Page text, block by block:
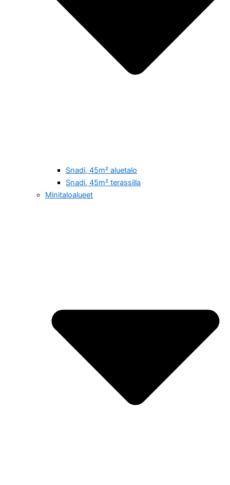
Snadi, 45m² aluetalo
Snadi, 45m² terassilla
Minitaloalueet